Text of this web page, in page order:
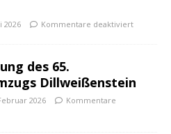
2026 Kommentare deaktiviert
des 65.
Dillweißenstein
2026
Kommentare